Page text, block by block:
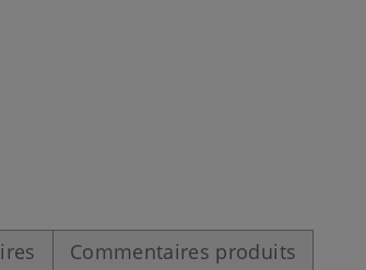
Commentaires produits